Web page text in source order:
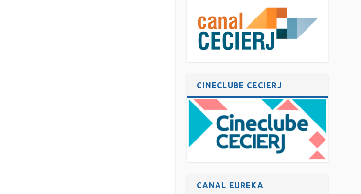
CINECLUBE CECIERJ
CANAL EUREKA